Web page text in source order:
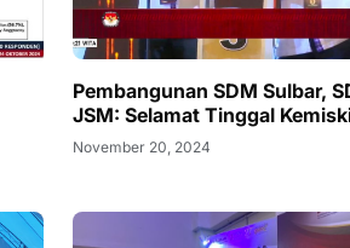
Pembangunan SDM Sulbar,
JSM: Selamat Tinggal
November 20, 2024